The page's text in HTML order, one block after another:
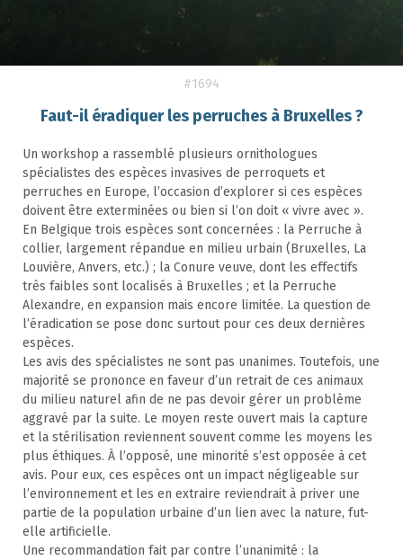
#1694
Faut-il éradiquer les perruches à Bruxelles ?
Un workshop a rassemblé plusieurs ornithologues
spécialistes des espèces invasives de perroquets et
perruches en Europe, l’occasion d’explorer si ces espèces
doivent être exterminées ou bien si l’on doit « vivre avec ».
En Belgique trois espèces sont concernées : la Perruche à
collier, largement répandue en milieu urbain (Bruxelles, La
Louvière, Anvers, etc.) ; la Conure veuve, dont les effectifs
très faibles sont localisés à Bruxelles ; et la Perruche
Alexandre, en expansion mais encore limitée. La question de
l’éradication se pose donc surtout pour ces deux dernières
espèces.
Les avis des spécialistes ne sont pas unanimes. Toutefois, une
majorité se prononce en faveur d’un retrait de ces animaux
du milieu naturel afin de ne pas devoir gérer un problème
aggravé par la suite. Le moyen reste ouvert mais la capture
et la stérilisation reviennent souvent comme les moyens les
plus éthiques. À l’opposé, une minorité s’est opposée à cet
avis. Pour eux, ces espèces ont un impact négligeable sur
l’environnement et les en extraire reviendrait à priver une
partie de la population urbaine d’un lien avec la nature, fut-
elle artificielle.
Une recommandation fait par contre l’unanimité : la